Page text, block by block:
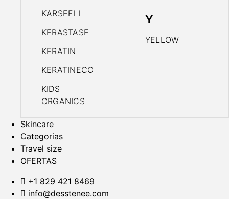
KARSEELL
KERASTASE
KERATIN
KERATINECO
KIDS
ORGANICS
Y
YELLOW
Skincare
Categorias
Travel size
OFERTAS
+1 829 421 8469
info@desstenee.com